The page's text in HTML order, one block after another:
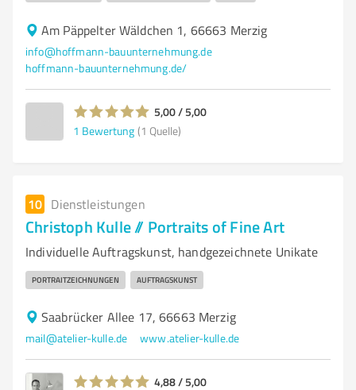
Am Päppelter Wäldchen 1, 66663 Merzig
info@hoffmann-bauunternehmung.de
hoffmann-bauunternehmung.de/
5,00 / 5,00
1 Bewertung (1 Quelle)
10 Dienstleistungen
Christoph Kulle // Portraits of Fine Art
Individuelle Auftragskunst, handgezeichnete Unikate
PORTRAITZEICHNUNGEN AUFTRAGSKUNST
Saabrücker Allee 17, 66663 Merzig
mail@atelier-kulle.de www.atelier-kulle.de
4,88 / 5,00